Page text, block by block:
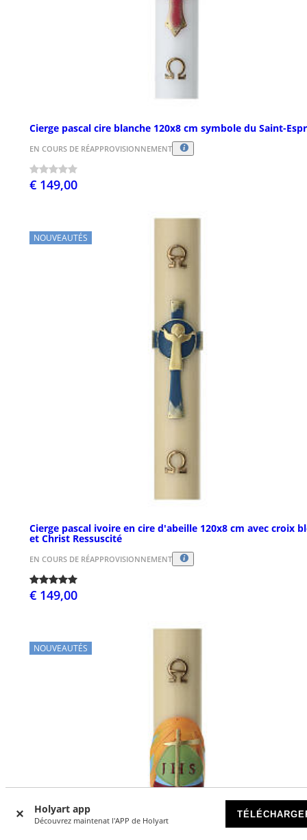
Holyart app
Découvrez maintenat l'APP de Holyart
Cierge pascal cire blanche 120x8 cm symbole du Saint-
EN COURS DE RÉAPPROVISIONNEMENT
€ 149,00
NOUVEAUTÉS
Cierge pascal ivoire en cire d'abeille 120x8 cm avec croix
et Christ Ressuscité
EN COURS DE RÉAPPROVISIONNEMENT
€ 149,00
NOUVEAUTÉS